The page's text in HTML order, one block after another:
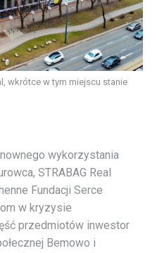
wkrótce w tym miejscu stanie
wykorzystania
STRABAG Real
Fundacji Serce
w kryzysie
przedmiotów inwestor
Bemowo i